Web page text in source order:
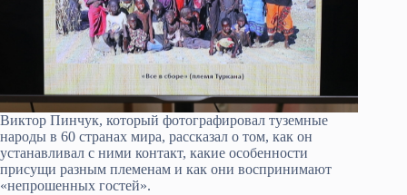
Виктор Пинчук, который фотографировал туземные
народы в 60 странах мира, рассказал о том, как он
устанавливал с ними контакт, какие особенности
присущи разным племенам и как они воспринимают
«непрошенных гостей».